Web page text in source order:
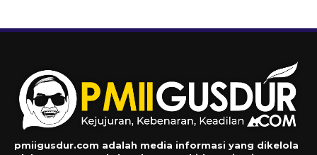
pmiigusdur.com adalah media informasi yang dikelola